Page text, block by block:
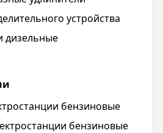
устройства
дизельные
бензиновые
бензиновые